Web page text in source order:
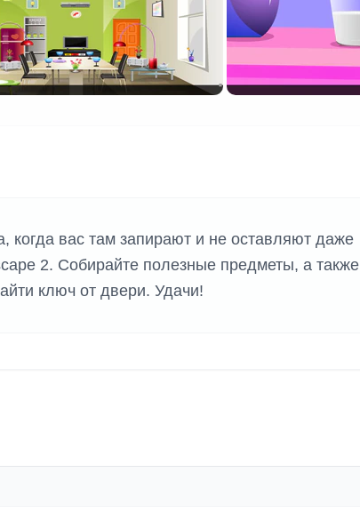
когда вас там запирают и не оставляют даже
2. Собирайте полезные предметы, а также
ключ от двери. Удачи!